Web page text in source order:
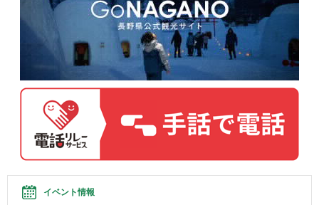
イベント情報